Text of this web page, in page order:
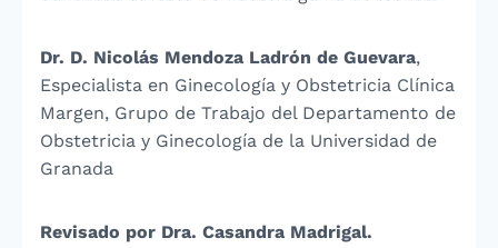
Dr. D. Nicolás Mendoza Ladrón de Guevara,
Especialista en Ginecología y Obstetricia Clínica
Margen, Grupo de Trabajo del Departamento de
Obstetricia y Ginecología de la Universidad de
Granada
Revisado por Dra. Casandra Madrigal.